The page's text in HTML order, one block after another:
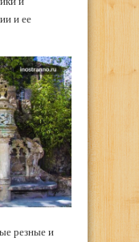
и ее
резные и